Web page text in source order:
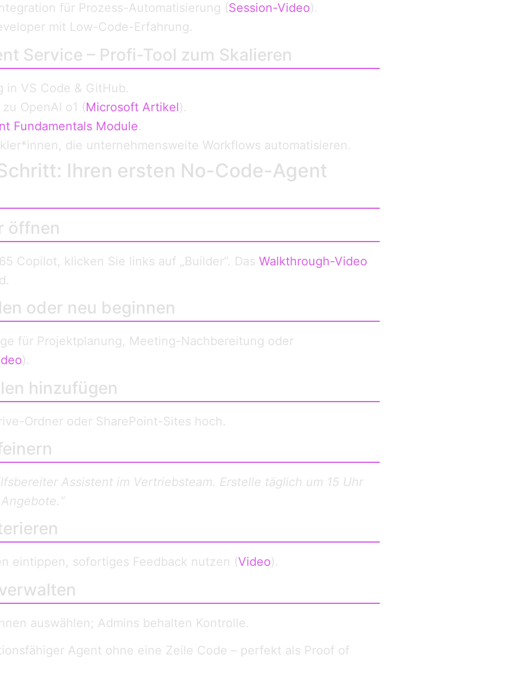
für Prozess-Automatisierung (Session-Video).
mit Low-Code-Erfahrung.
Service – Profi-Tool zum Skalieren
in VS Code & GitHub.
OpenAI o1 (Microsoft Artikel).
Fundamentals Module.
die unternehmensweite Workflows automatisieren.
Ihren ersten No-Code-Agent
öffnen
Copilot, klicken Sie links auf „Builder“. Das Walkthrough-Video
oder neu beginnen
für Projektplanung, Meeting-Nachbereitung oder
).
hinzufügen
Ordner oder SharePoint-Sites hoch.
Assistent im Vertriebsteam. Erstelle täglich um 15 Uhr
eintippen, sofortiges Feedback nutzen (Video).
auswählen; Admins behalten Kontrolle.
Agent ohne eine Zeile Code – perfekt als Proof of